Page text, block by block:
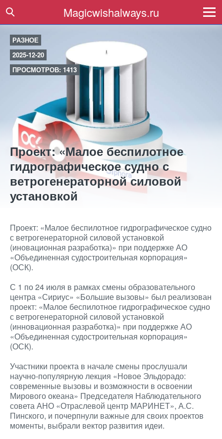
Magicwishalways.ru
РАЗНОЕ
2025-12-20
ПРОСМОТРОВ: 1413
Проект: «Малое беспилотное
гидрографическое судно с
ветрогенераторной силовой
установкой
Проект: «Малое беспилотное гидрографическое судно
с ветрогенераторной силовой установкой
(иновационная разработка)» при поддержке АО
«Объединенная судостроительная корпорация»
(ОСК).
С 1 по 24 июля в рамках смены образовательного
центра «Сириус» «Большие вызовы» был реализован
проект: «Малое беспилотное гидрографическое судно
с ветрогенераторной силовой установкой
(инновационная разработка)» при поддержке АО
«Объединенная судостроительная корпорация»
(ОСК).
Участники проекта в начале смены прослушали
научно-популярную лекция «Новое Эльдорадо:
современные вызовы и возможности в освоении
Мирового океана» Председателя Наблюдательного
совета АНО «Отраслевой центр МАРИНЕТ», А.С.
Пинского, и почерпнули важные для своих проектов
моменты, выбрали вектор развития идеи.